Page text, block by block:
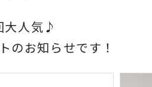
大人気♪
のお知らせです！